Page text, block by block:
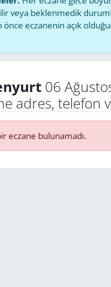
veya beklenmedik
eczanenin açık
06
adres, telefon
eczane bulunamadı.